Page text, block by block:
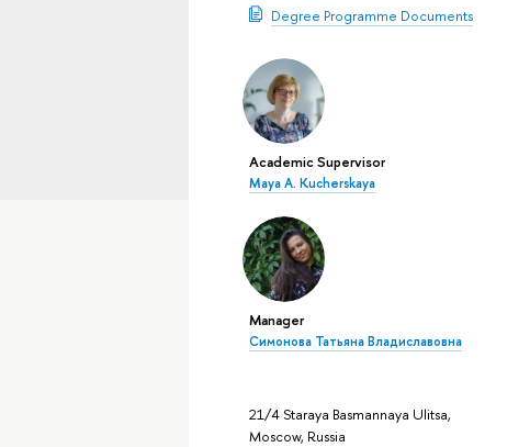
Degree Programme Documents
Academic Supervisor
Maya A. Kucherskaya
Manager
Симонова Татьяна Владиславовна
21/4 Staraya Basmannaya Ulitsa,
Moscow, Russia